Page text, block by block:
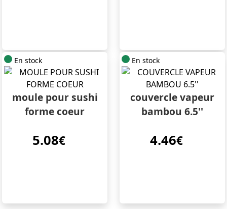
En stock
moule pour sushi
forme coeur
5.08€
En stock
couvercle vapeur
bambou 6.5''
4.46€